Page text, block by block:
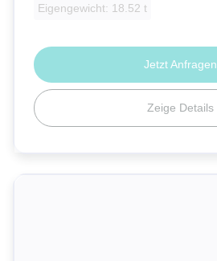
Eigengewicht: 18.52 t
Zeige Details
Jetzt Anfragen